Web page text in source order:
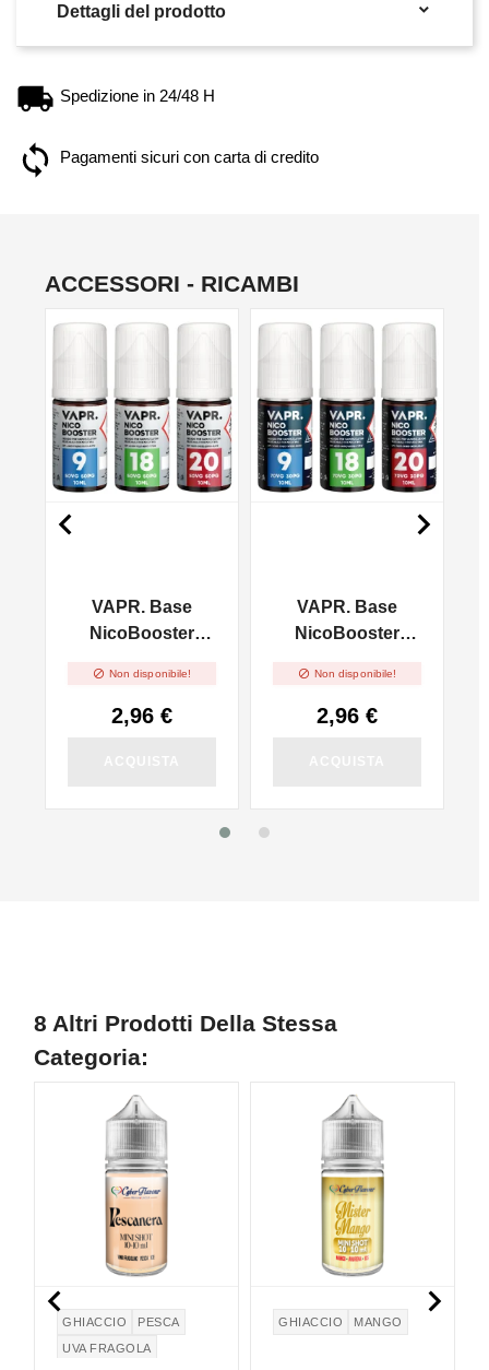
Dettagli del prodotto 
Spedizione in 24/48 H
Pagamenti sicuri con carta di credito
ACCESSORI - RICAMBI
VAPR. Base
NicoBooster
 Non disponibile!
2,96 €
VAPR. Base
NicoBooster
 Non disponibile!
2,96 €
 
8 Altri Prodotti Della Stessa
Categoria:
GHIACCIO
PESCA
UVA FRAGOLA
GHIACCIO MANGO
 